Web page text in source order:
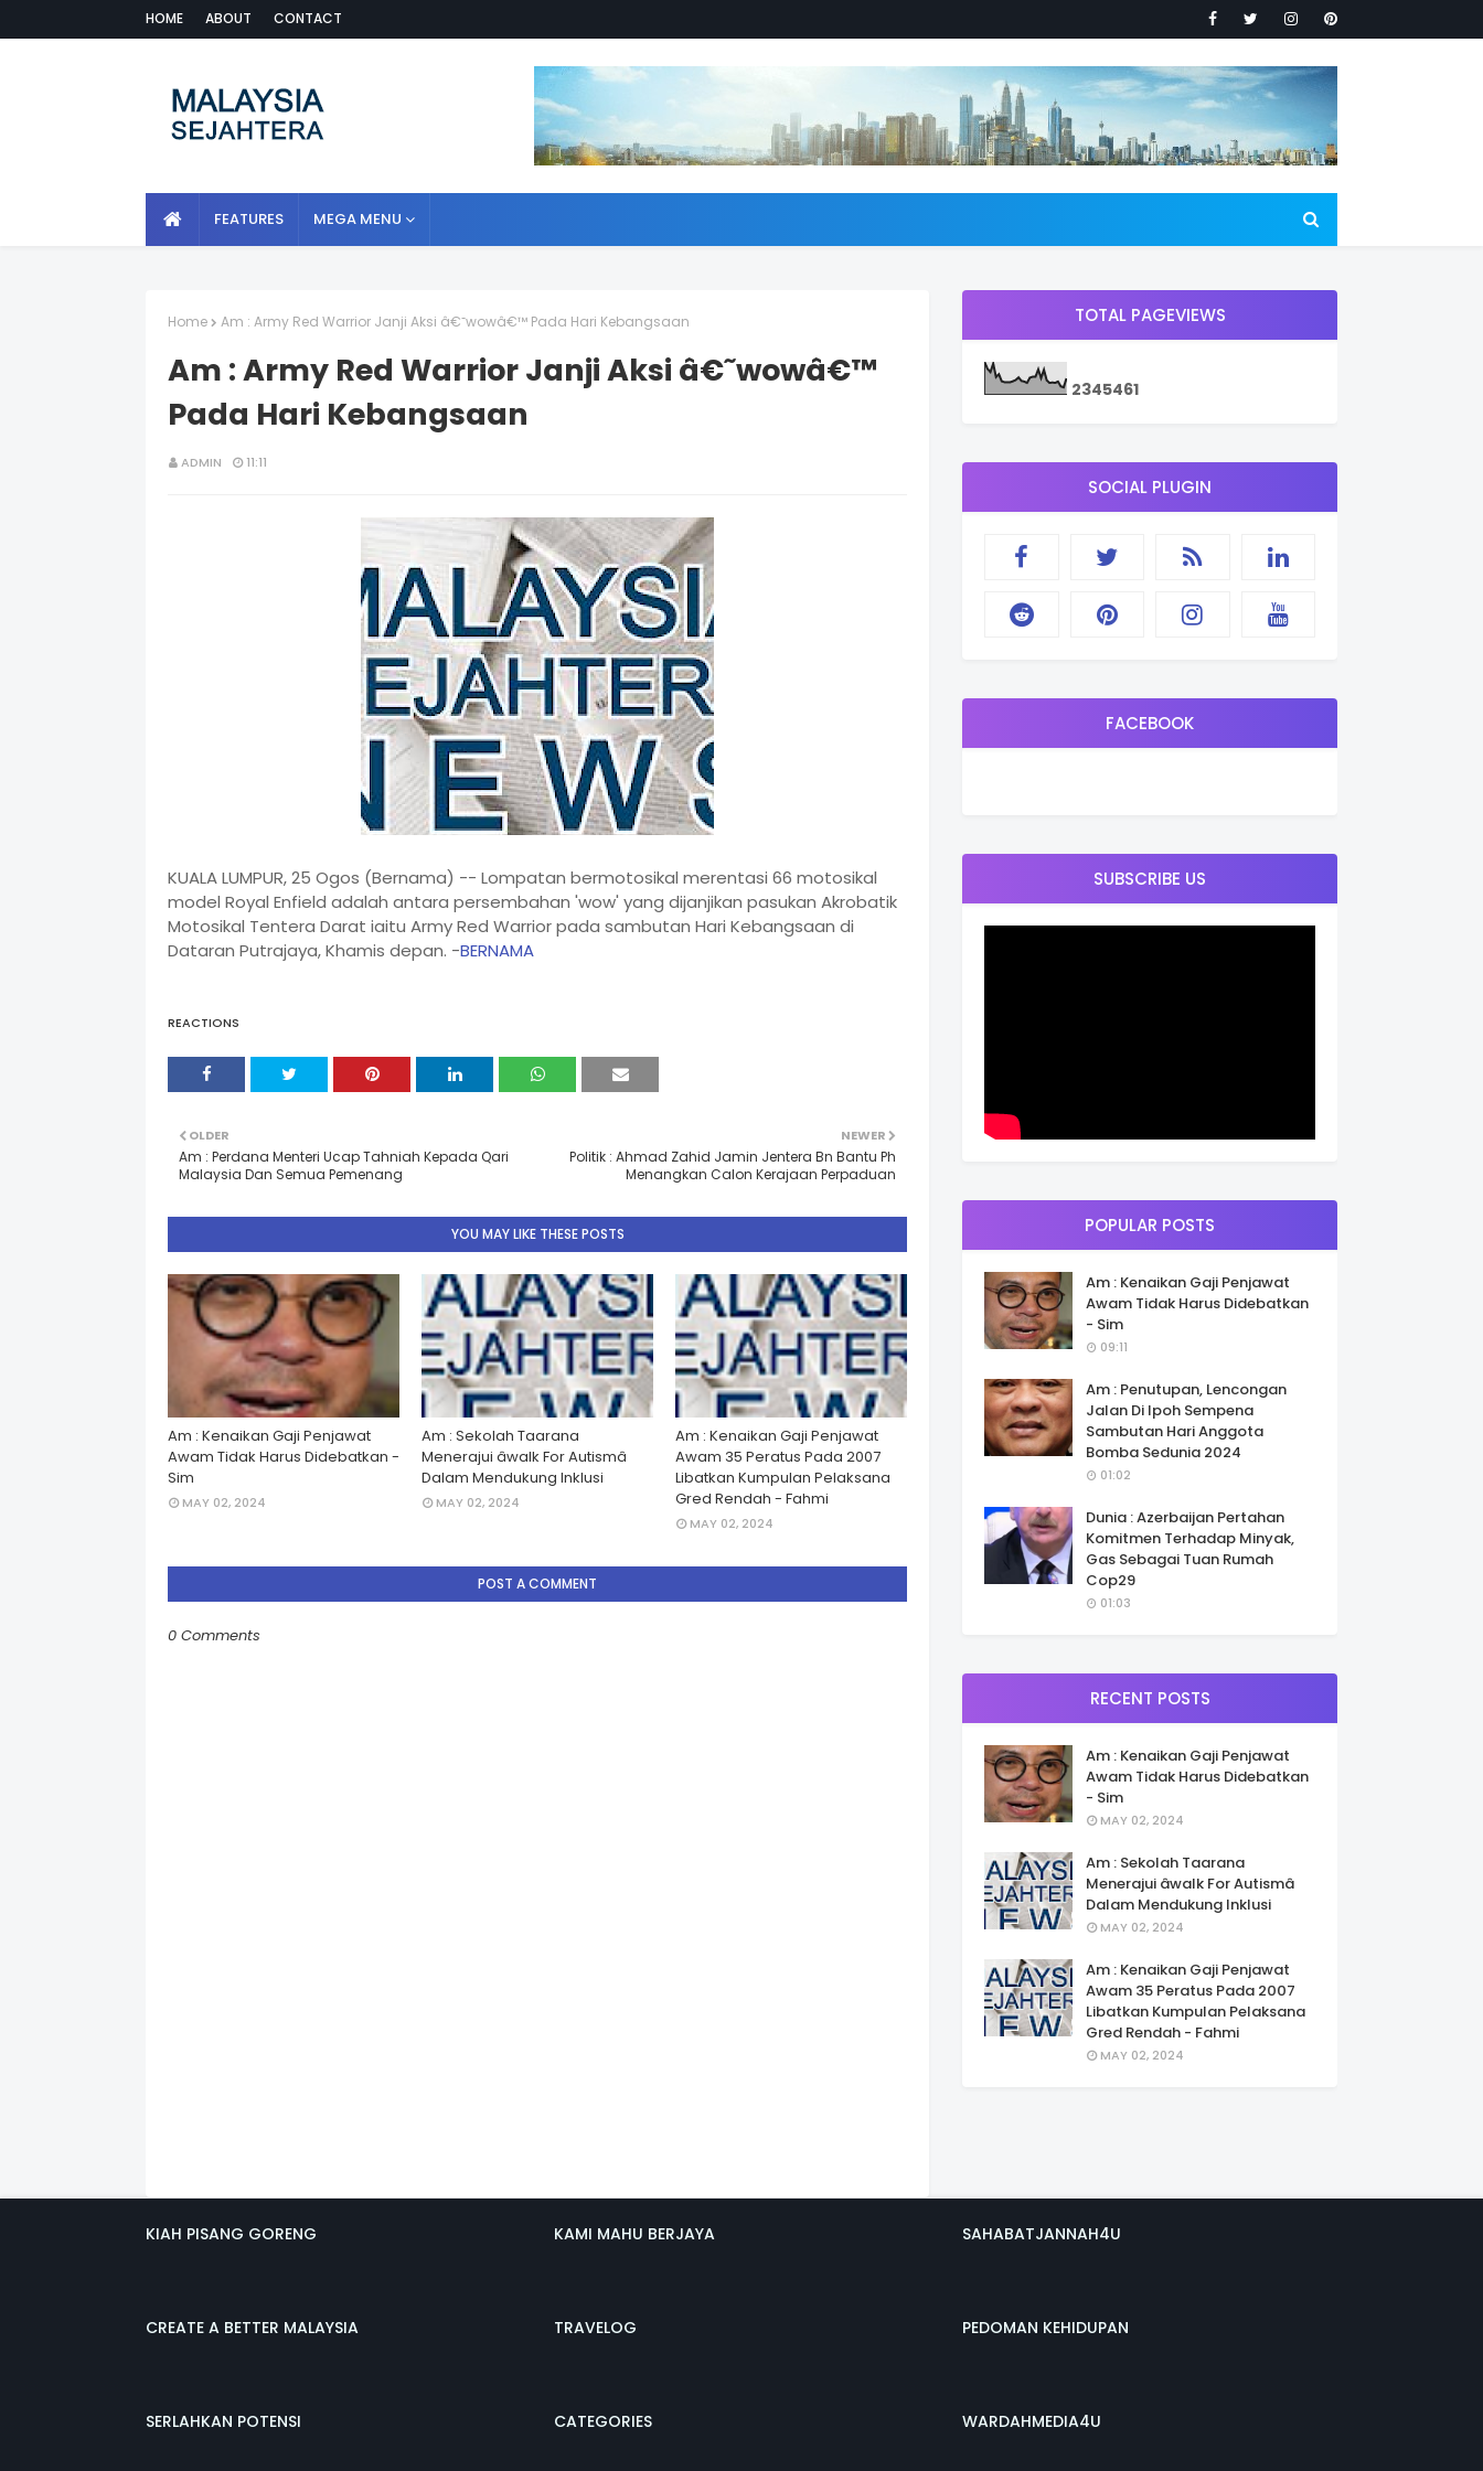
HOME ABOUT CONTACT
FEATURES MEGA MENU
Home Am : Army Red Warrior Janji Aksi â€˜wowâ€™ Pada Hari Kebangsaan
Am : Army Red Warrior Janji Aksi â€˜wowâ€™
Pada Hari Kebangsaan
ADMIN 11:11
KUALA LUMPUR, 25 Ogos (Bernama) -- Lompatan bermotosikal merentasi 66 motosikal
model Royal Enfield adalah antara persembahan 'wow' yang dijanjikan pasukan Akrobatik
Motosikal Tentera Darat iaitu Army Red Warrior pada sambutan Hari Kebangsaan di
Dataran Putrajaya, Khamis depan. -BERNAMA
REACTIONS
NEWER
Politik : Ahmad Zahid Jamin Jentera Bn Bantu Ph
Menangkan Calon Kerajaan Perpaduan
OLDER
Am : Perdana Menteri Ucap Tahniah Kepada Qari
Malaysia Dan Semua Pemenang
YOU MAY LIKE THESE POSTS
Am : Kenaikan Gaji Penjawat
Awam Tidak Harus Didebatkan -
Sim
MAY 02, 2024
Am : Sekolah Taarana
Menerajui âwalk For Autismâ
Dalam Mendukung Inklusi
MAY 02, 2024
Am : Kenaikan Gaji Penjawat
Awam 35 Peratus Pada 2007
Libatkan Kumpulan Pelaksana
Gred Rendah - Fahmi
MAY 02, 2024
POST A COMMENT
0 Comments
TOTAL PAGEVIEWS
2345461
SOCIAL PLUGIN
FACEBOOK
SUBSCRIBE US
POPULAR POSTS
Am : Kenaikan Gaji Penjawat
Awam Tidak Harus Didebatkan
- Sim
09:11
Am : Penutupan, Lencongan
Jalan Di Ipoh Sempena
Sambutan Hari Anggota
Bomba Sedunia 2024
01:02
Dunia : Azerbaijan Pertahan
Komitmen Terhadap Minyak,
Gas Sebagai Tuan Rumah
Cop29
01:03
RECENT POSTS
Am : Kenaikan Gaji Penjawat
Awam Tidak Harus Didebatkan
- Sim
MAY 02, 2024
Am : Sekolah Taarana
Menerajui âwalk For Autismâ
Dalam Mendukung Inklusi
MAY 02, 2024
Am : Kenaikan Gaji Penjawat
Awam 35 Peratus Pada 2007
Libatkan Kumpulan Pelaksana
Gred Rendah - Fahmi
MAY 02, 2024
KIAH PISANG GORENG
CREATE A BETTER MALAYSIA
SERLAHKAN POTENSI
KAMI MAHU BERJAYA
TRAVELOG
CATEGORIES
SAHABATJANNAH4U
PEDOMAN KEHIDUPAN
WARDAHMEDIA4U